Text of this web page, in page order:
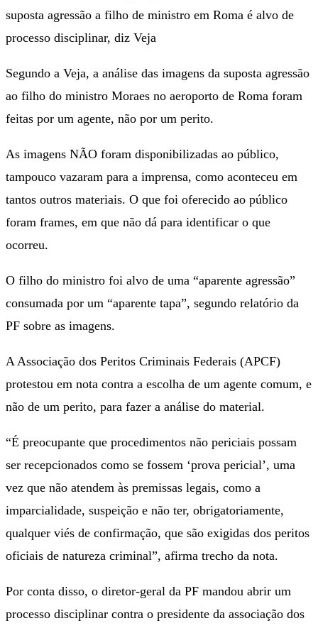
suposta agressão a filho de ministro em Roma é alvo de
processo disciplinar, diz Veja
Segundo a Veja, a análise das imagens da suposta agressão
ao filho do ministro Moraes no aeroporto de Roma foram
feitas por um agente, não por um perito.
As imagens NÃO foram disponibilizadas ao público,
tampouco vazaram para a imprensa, como aconteceu em
tantos outros materiais. O que foi oferecido ao público
foram frames, em que não dá para identificar o que
ocorreu.
O filho do ministro foi alvo de uma “aparente agressão”
consumada por um “aparente tapa”, segundo relatório da
PF sobre as imagens.
A Associação dos Peritos Criminais Federais (APCF)
protestou em nota contra a escolha de um agente comum, e
não de um perito, para fazer a análise do material.
“É preocupante que procedimentos não periciais possam
ser recepcionados como se fossem ‘prova pericial’, uma
vez que não atendem às premissas legais, como a
imparcialidade, suspeição e não ter, obrigatoriamente,
qualquer viés de confirmação, que são exigidas dos peritos
oficiais de natureza criminal”, afirma trecho da nota.
Por conta disso, o diretor-geral da PF mandou abrir um
processo disciplinar contra o presidente da associação dos